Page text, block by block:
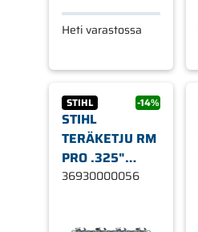
Heti varastossa
STIHL -14%
STIHL
TERÄKETJU RM
PRO .325"
1,3MM 56
36930000056